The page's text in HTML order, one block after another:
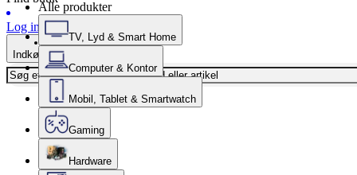
Log ind
Indkøbskurv
Alle produkter
TV, Lyd & Smart Home
Computer & Kontor
Mobil, Tablet & Smartwatch
Gaming
Hardware